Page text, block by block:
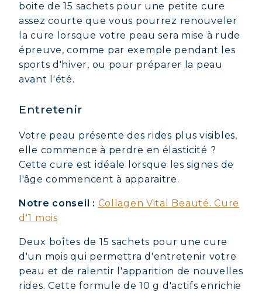
boite de 15 sachets pour une petite cure
assez courte que vous pourrez renouveler
la cure lorsque votre peau sera mise à rude
épreuve, comme par exemple pendant les
sports d'hiver, ou pour préparer la peau
avant l'été.
Entretenir
Votre peau présente des rides plus visibles,
elle commence à perdre en élasticité ?
Cette cure est idéale lorsque les signes de
l'âge commencent à apparaitre.
Notre conseil : Collagen Vital Beauté. Cure
d'1 mois
Deux boîtes de 15 sachets pour une cure
d'un mois qui permettra d'entretenir votre
peau et de ralentir l'apparition de nouvelles
rides. Cette formule de 10 g d'actifs enrichie